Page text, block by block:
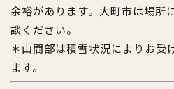
余裕があります。大町市は場所
談ください。
＊山間部は積雪状況によりお受
ます。